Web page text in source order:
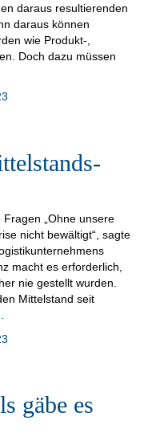
daraus resultierenden
daraus können
wie Produkt-,
Doch dazu müssen
„Ohne unsere
nicht bewältigt“, sagte
macht es erforderlich,
nie gestellt wurden.
Mittelstand seit
gäbe es